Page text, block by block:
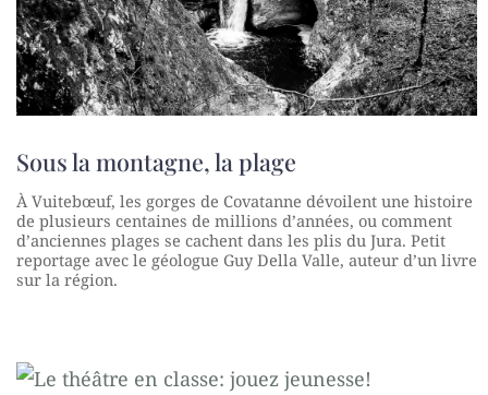
Sous la montagne, la plage
À Vuitebœuf, les gorges de Covatanne dévoilent une histoire
de plusieurs centaines de millions d’années, ou comment
d’anciennes plages se cachent dans les plis du Jura. Petit
reportage avec le géologue Guy Della Valle, auteur d’un livre
sur la région.